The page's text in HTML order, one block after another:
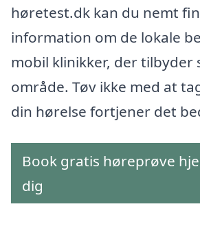
høretest.dk kan du nemt
information om de lokale
mobil klinikker, der tilbyder
område. Tøv ikke med at
din hørelse fortjener det
Book gratis høreprøve
dig